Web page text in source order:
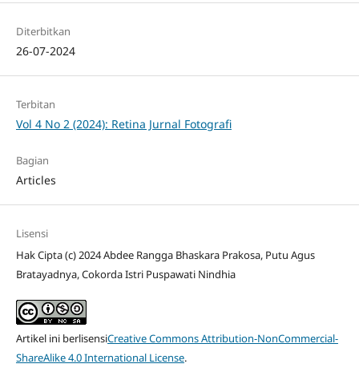
Diterbitkan
26-07-2024
Terbitan
Vol 4 No 2 (2024): Retina Jurnal Fotografi
Bagian
Articles
Lisensi
Hak Cipta (c) 2024 Abdee Rangga Bhaskara Prakosa, Putu Agus
Bratayadnya, Cokorda Istri Puspawati Nindhia
Artikel ini berlisensiCreative Commons Attribution-NonCommercial-
ShareAlike 4.0 International License.